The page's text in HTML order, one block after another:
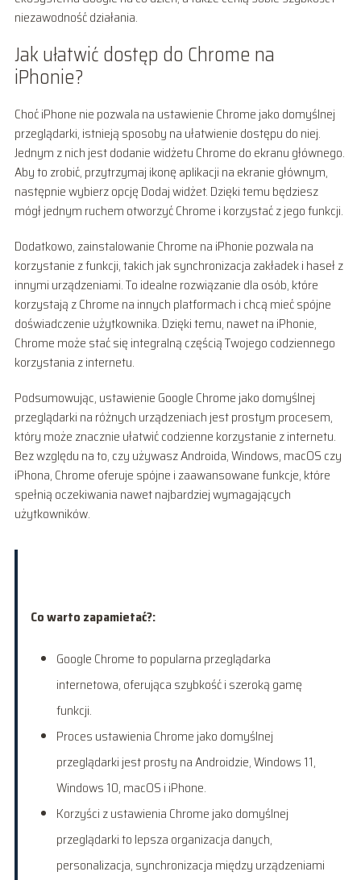
niezawodność działania.
Jak ułatwić dostęp do Chrome na
iPhonie?
Choć iPhone nie pozwala na ustawienie Chrome jako domyślnej
przeglądarki, istnieją sposoby na ułatwienie dostępu do niej.
Jednym z nich jest dodanie widżetu Chrome do ekranu głównego.
Aby to zrobić, przytrzymaj ikonę aplikacji na ekranie głównym,
następnie wybierz opcję Dodaj widżet. Dzięki temu będziesz
mógł jednym ruchem otworzyć Chrome i korzystać z jego funkcji.
Dodatkowo, zainstalowanie Chrome na iPhonie pozwala na
korzystanie z funkcji, takich jak synchronizacja zakładek i haseł z
innymi urządzeniami. To idealne rozwiązanie dla osób, które
korzystają z Chrome na innych platformach i chcą mieć spójne
doświadczenie użytkownika. Dzięki temu, nawet na iPhonie,
Chrome może stać się integralną częścią Twojego codziennego
korzystania z internetu.
Podsumowując, ustawienie Google Chrome jako domyślnej
przeglądarki na różnych urządzeniach jest prostym procesem,
który może znacznie ułatwić codzienne korzystanie z internetu.
Bez względu na to, czy używasz Androida, Windows, macOS czy
iPhona, Chrome oferuje spójne i zaawansowane funkcje, które
spełnią oczekiwania nawet najbardziej wymagających
użytkowników.
Co warto zapamietać?:
Google Chrome to popularna przeglądarka
internetowa, oferująca szybkość i szeroką gamę
funkcji.
Proces ustawienia Chrome jako domyślnej
przeglądarki jest prosty na Androidzie, Windows 11,
Windows 10, macOS i iPhone.
Korzyści z ustawienia Chrome jako domyślnej
przeglądarki to lepsza organizacja danych,
personalizacja, synchronizacja między urządzeniami